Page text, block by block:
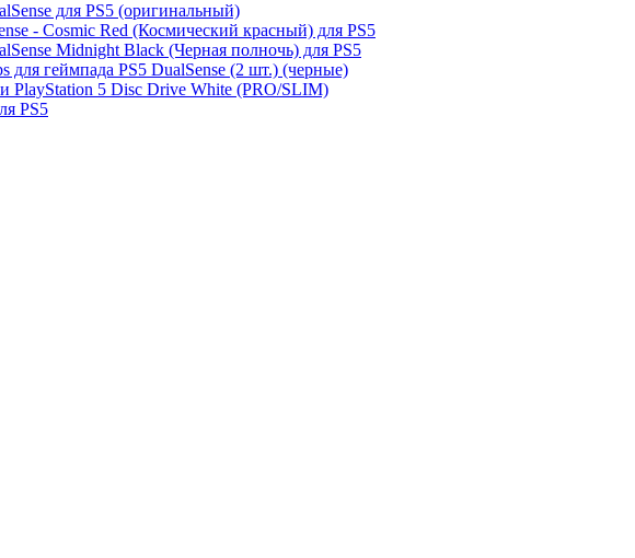
для PS5 (оригинальный)
- Cosmic Red (Космический красный) для PS5
Midnight Black (Черная полночь) для PS5
для геймпада PS5 DualSense (2 шт.) (черные)
PlayStation 5 Disc Drive White (PRO/SLIM)
PS5